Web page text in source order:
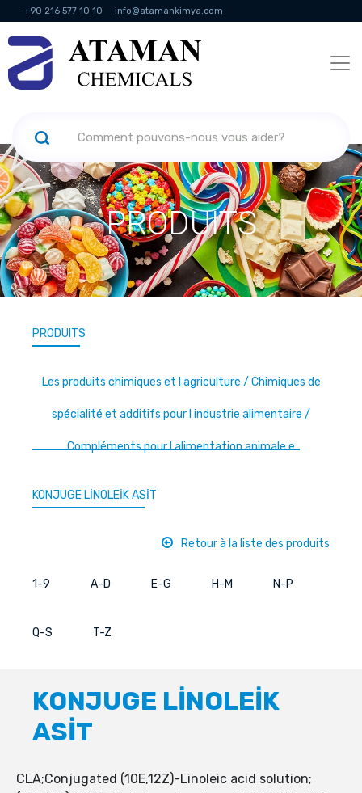
+90 216 577 10 10 info@atamankimya.com
KVKK Politikası Services de la société de l'information
humaines
PRODUITS
PRODUITS
Les produits chimiques et l agriculture / Chimiques de
spécialité et additifs pour l industrie alimentaire /
Compléments pour l alimentation animale e
KONJUGE LİNOLEİK ASİT
Retour à la liste des produits
1-9 A-D E-G H-M N-P
Q-S T-Z
KONJUGE LİNOLEİK
ASİT
CLA;Conjugated (10E,12Z)-Linoleic acid solution;